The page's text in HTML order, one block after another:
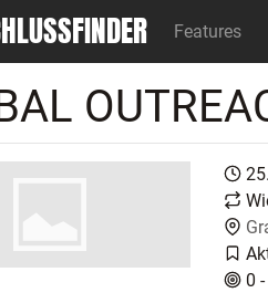
Features
0